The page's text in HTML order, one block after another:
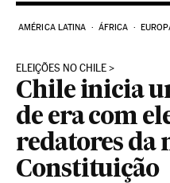
AMÉRICA LATINA ÁFRICA
ELEIÇÕES NO CHILE
Chile inicia
de era com
redatores da
Constituição